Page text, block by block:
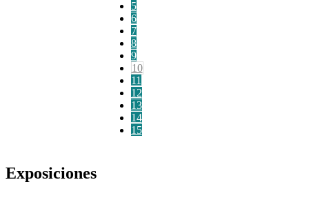
5
6
7
8
9
10
11
12
13
14
15
Exposiciones